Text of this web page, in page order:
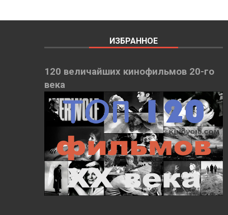
ИЗБРАННОЕ
120 величайших кинофильмов 20-го
века